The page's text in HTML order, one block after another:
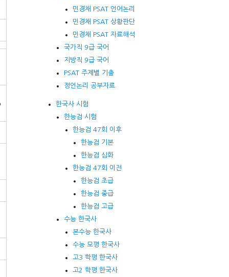
민경채 PSAT 언어논리
민경채 PSAT 상황판단
민경채 PSAT 자료해석
국가직 9급 국어
지방직 9급 국어
PSAT 주제별 기출
정언논리 공부자료
한국사 시험
한능검 시험
한능검 47회 이후
한능검 기본
한능검 심화
한능검 47회 이전
한능검 초급
한능검 중급
한능검 고급
수능 한국사
본수능 한국사
수능 모평 한국사
고3 학평 한국사
고2 학평 한국사